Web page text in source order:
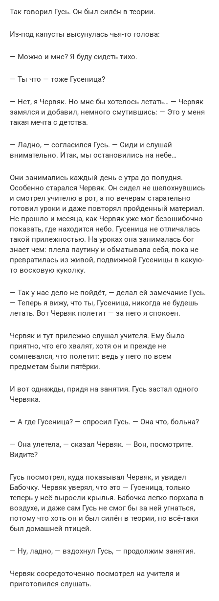
Так говорил Гусь. Он был силён в теории.
Из-под капусты высунулась чья-то голова:
— Можно и мне? Я буду сидеть тихо.
— Ты что — тоже Гусеница?
— Нет, я Червяк. Но мне бы хотелось летать… — Червяк
замялся и добавил, немного смутившись: — Это у меня
такая мечта с детства.
— Ладно, — согласился Гусь. — Сиди и слушай
внимательно. Итак, мы остановились на небе…
Они занимались каждый день с утра до полудня.
Особенно старался Червяк. Он сидел не шелохнувшись
и смотрел учителю в рот, а по вечерам старательно
готовил уроки и даже повторял пройденный материал.
Не прошло и месяца, как Червяк уже мог безошибочно
показать, где находится небо. Гусеница не отличалась
такой прилежностью. На уроках она занималась бог
знает чем: плела паутину и обматывала себя, пока не
превратилась из живой, подвижной Гусеницы в какую-
то восковую куколку.
— Так у нас дело не пойдёт, — делал ей замечание Гусь.
— Теперь я вижу, что ты, Гусеница, никогда не будешь
летать. Вот Червяк полетит — за него я спокоен.
Червяк и тут прилежно слушал учителя. Ему было
приятно, что его хвалят, хотя он и прежде не
сомневался, что полетит: ведь у него по всем
предметам были пятёрки.
И вот однажды, придя на занятия. Гусь застал одного
Червяка.
— А где Гусеница? — спросил Гусь. — Она что, больна?
— Она улетела, — сказал Червяк. — Вон, посмотрите.
Видите?
Гусь посмотрел, куда показывал Червяк, и увидел
Бабочку. Червяк уверял, что это — Гусеница, только
теперь у неё выросли крылья. Бабочка легко порхала в
воздухе, и даже сам Гусь не смог бы за ней угнаться,
потому что хоть он и был силён в теории, но всё-таки
был домашней птицей.
— Ну, ладно, — вздохнул Гусь, — продолжим занятия.
Червяк сосредоточенно посмотрел на учителя и
приготовился слушать.